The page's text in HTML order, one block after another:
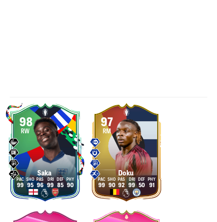
98
RW
Saka
99 95 96 99 85 90
97
RM
Doku
99 90 92 99 50 91